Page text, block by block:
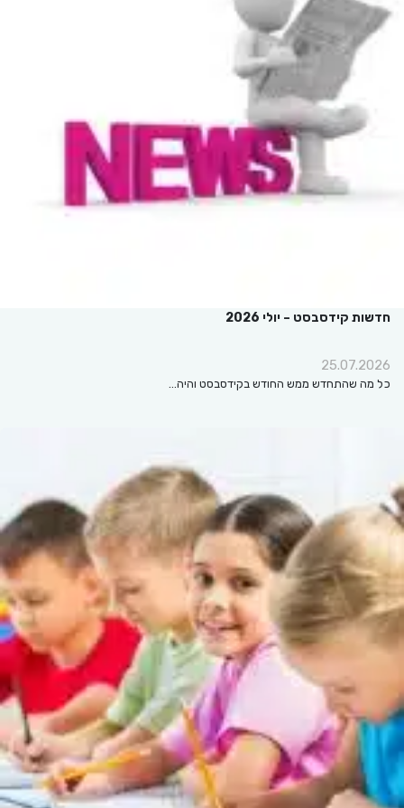
חדשות קידסבסט – יולי 2026
25.07.2026
כל מה שהתחדש ממש החודש בקידסבסט והיה…